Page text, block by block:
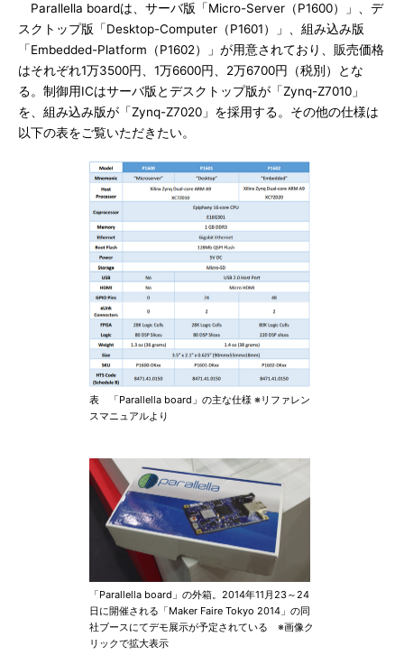
Parallella boardは、サーバ版「Micro-Server（P1600）」、デ
スクトップ版「Desktop-Computer（P1601）」、組み込み版
「Embedded-Platform（P1602）」が用意されており、販売価格
はそれぞれ1万3500円、1万6600円、2万6700円（税別）とな
る。制御用ICはサーバ版とデスクトップ版が「Zynq-Z7010」
を、組み込み版が「Zynq-Z7020」を採用する。その他の仕様は
以下の表をご覧いただきたい。
表 「Parallella board」の主な仕様 ※リファレン
スマニュアルより
「Parallella board」の外箱。2014年11月23～24
日に開催される「Maker Faire Tokyo 2014」の同
社ブースにてデモ展示が予定されている ※画像ク
リックで拡大表示